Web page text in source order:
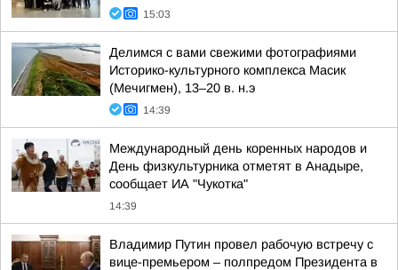
15:03
Делимся с вами свежими фотографиями
Историко-культурного комплекса Масик
(Мечигмен), 13–20 в. н.э
14:39
Международный день коренных народов и
День физкультурника отметят в Анадыре,
сообщает ИА "Чукотка"
14:39
Владимир Путин провел рабочую встречу с
вице-премьером – полпредом Президента в